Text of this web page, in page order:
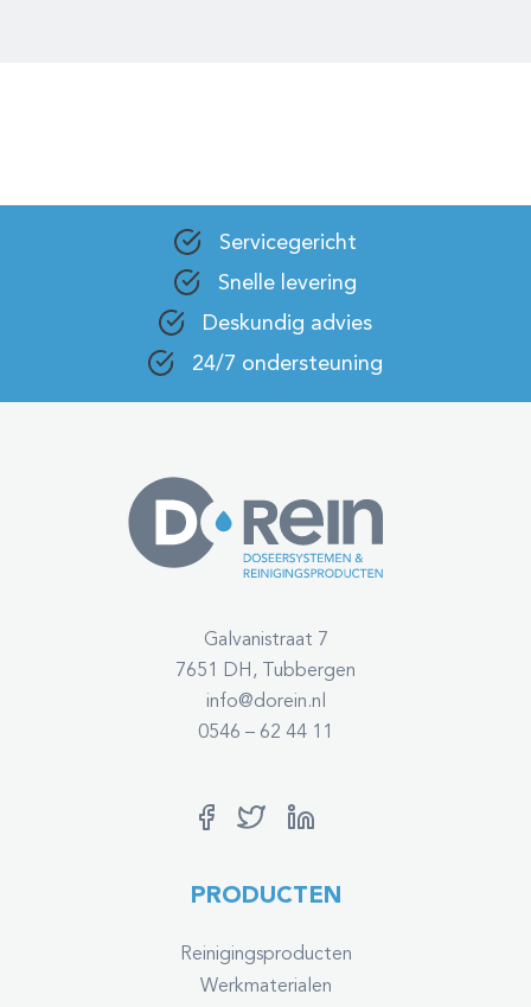
Servicegericht
Snelle levering
Deskundig advies
24/7 ondersteuning
Galvanistraat 7
7651 DH, Tubbergen
info@dorein.nl
0546 – 62 44 11
PRODUCTEN
Reinigingsproducten
Werkmaterialen